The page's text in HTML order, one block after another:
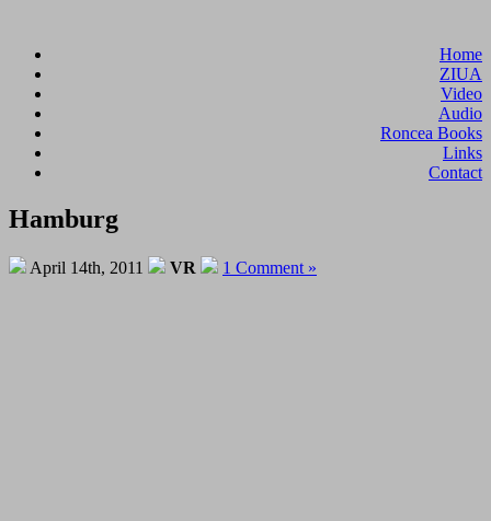
Home
ZIUA
Video
Audio
Roncea Books
Links
Contact
Hamburg
April 14th, 2011 VR 1 Comment »